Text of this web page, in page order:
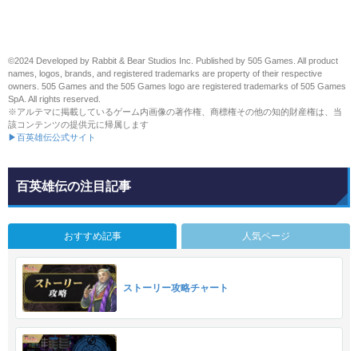
©2024 Developed by Rabbit & Bear Studios Inc. Published by 505 Games. All product
names, logos, brands, and registered trademarks are property of their respective
owners. 505 Games and the 505 Games logo are registered trademarks of 505 Games
SpA. All rights reserved.
※アルテマに掲載しているゲーム内画像の著作権、商標権その他の知的財産権は、当
該コンテンツの提供元に帰属します
▶百英雄伝公式サイト
百英雄伝の注目記事
おすすめ記事 人気ページ
ストーリー攻略チャート